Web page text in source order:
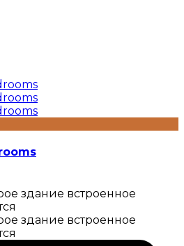
здание встроенное
здание встроенное